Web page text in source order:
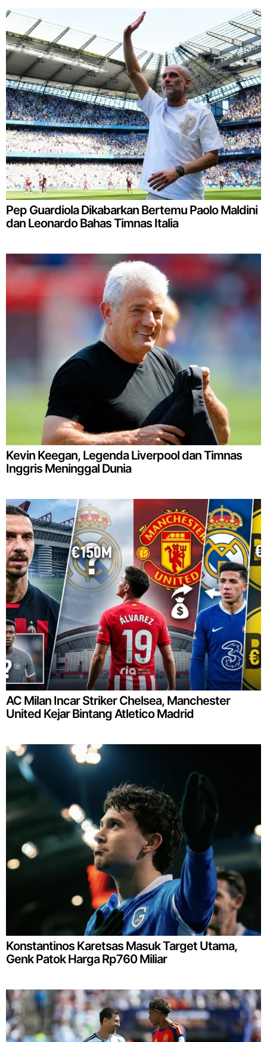
Pep Guardiola Dikabarkan Bertemu Paolo Maldini
dan Leonardo Bahas Timnas Italia
Kevin Keegan, Legenda Liverpool dan Timnas
Inggris Meninggal Dunia
AC Milan Incar Striker Chelsea, Manchester
United Kejar Bintang Atletico Madrid
Konstantinos Karetsas Masuk Target Utama,
Genk Patok Harga Rp760 Miliar